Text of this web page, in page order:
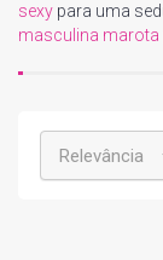
sexy para uma
masculina marota
Relevância